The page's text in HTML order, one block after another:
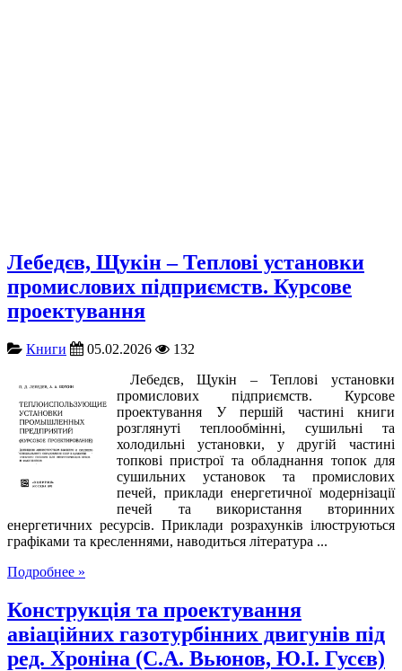
Лебедєв, Щукін – Теплові установки
промислових підприємств. Курсове
проектування
Книги 05.02.2026
132
Лебедєв, Щукін – Теплові установки
промислових підприємств. Курсове
проектування У першій частині книги
розглянуті теплообмінні, сушильні та
холодильні установки, у другій частині
топкові пристрої та обладнання топок для
сушильних установок та промислових
печей, приклади енергетичної модернізації
печей та використання вторинних
енергетичних ресурсів. Приклади розрахунків ілюструються
графіками та кресленнями, наводиться література ...
Подробнее »
Конструкція та проектування
авіаційних газотурбінних двигунів під
ред. Хроніна (С.А. Вьюнов, Ю.І. Гусєв)